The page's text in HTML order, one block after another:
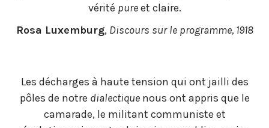
vérité pureet claire.
Rosa Luxemburg, Discours sur le programme, 1918
Les décharges à haute tension qui ont jailli des
pôles de notre dialectiquenous ont appris que le
camarade, le militant communiste et